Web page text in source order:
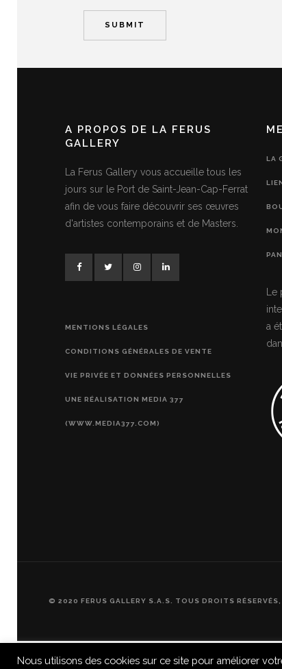
A PROPOS DE LA FERUS
GALLERY
La Ferus Gallery vous accueille tous les
jours sur le Port de Saint-Jean-Cap-Ferrat
afin de vous faire découvrir ses œuvres
d'artistes contemporains et de Masters.
MENTIONS LÉGALES
CONDITIONS GÉNÉRALES DE VENTE
VIE PRIVÉE ET DONNÉES PERSONNELLES
UNE RÉALISATION MEDIA 377
(WWW.MEDIA377.COM)
LA
a
© 2020 FERUS GALLERY S.A.S. TOUS DROITS
Nous utilisons des cookies sur ce site pour améliorer